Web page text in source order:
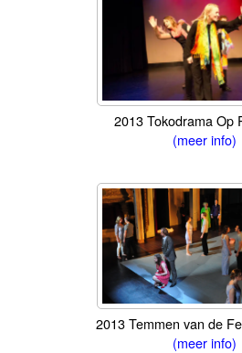
2013 Tokodrama Op
(meer info)
2013 Temmen van de
(meer info)